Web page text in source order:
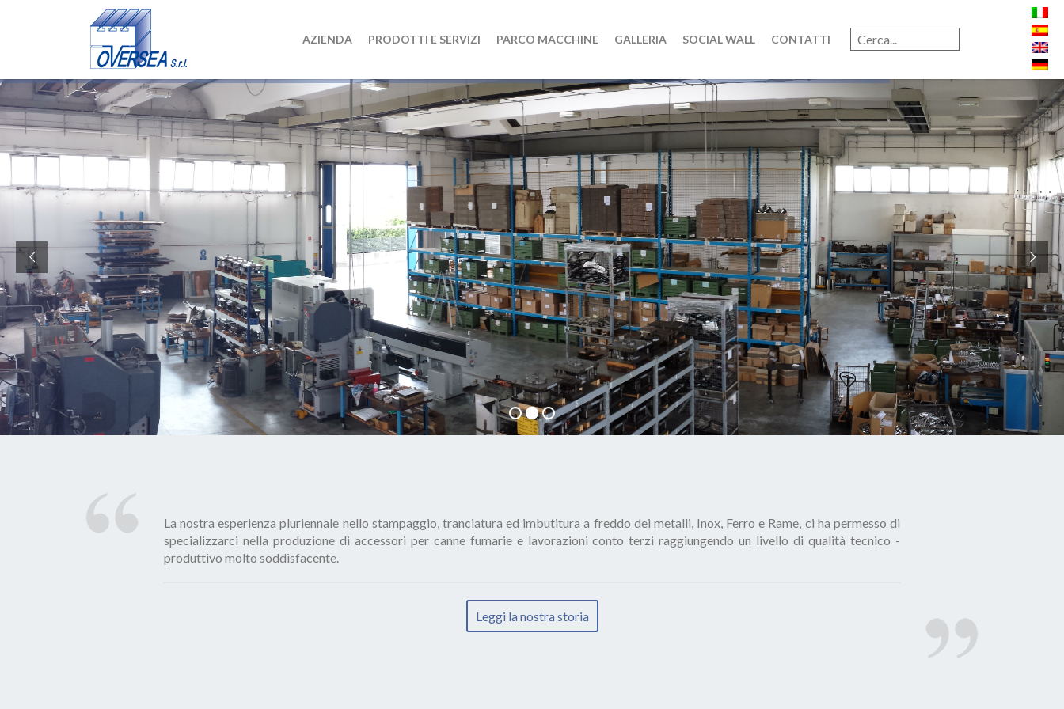
AZIENDA PRODOTTI E SERVIZI PARCO MACCHINE GALLERIA SOCIAL WALL CONTATTI
La nostra esperienza pluriennale nello stampaggio, tranciatura ed imbutitura a freddo dei metalli, Inox, Ferro e Rame, ci ha permesso di
specializzarci nella produzione di accessori per canne fumarie e lavorazioni conto terzi raggiungendo un livello di qualità tecnico ­
produttivo molto soddisfacente.
Leggi la nostra storia